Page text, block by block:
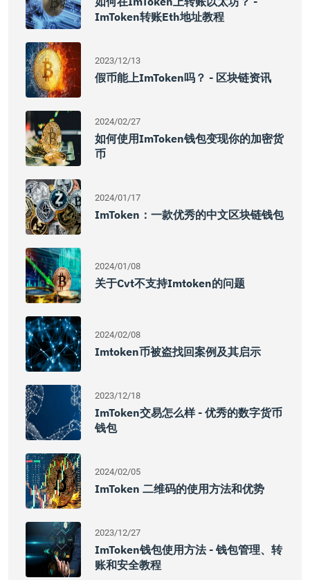
ImToken转账eth地址教程
2023/12/13
假币能上imToken吗？ - 区块链资讯
2024/02/27
如何使用imToken钱包变现你的加密货
币
2024/01/17
ImToken：一款优秀的中文区块链钱包
2024/01/08
关于cvt不支持imtoken的问题
2024/02/08
Imtoken币被盗找回案例及其启示
2023/12/18
ImToken交易怎么样 - 优秀的数字货币
钱包
2024/02/05
ImToken 二维码的使用方法和优势
2023/12/27
ImToken钱包使用方法 - 钱包管理、转
账和安全教程